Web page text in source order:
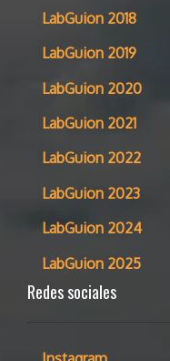
LabGuion 2018
LabGuion 2019
LabGuion 2020
LabGuion 2021
LabGuion 2022
LabGuion 2023
LabGuion 2024
LabGuion 2025
Redes sociales